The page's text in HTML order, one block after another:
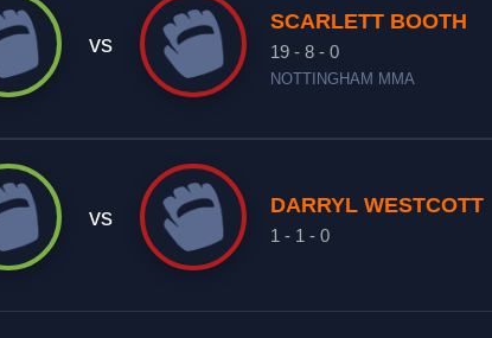
vs
SCARLETT BOOTH
19 - 8 - 0
NOTTINGHAM MMA
vs DARRYL WESTCOTT
1 - 1 - 0